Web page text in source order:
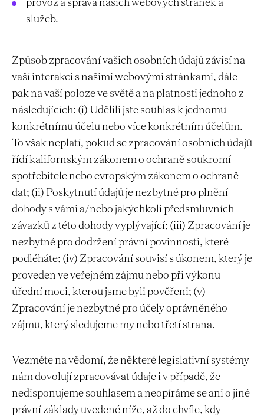
provoz a správa našich webových stránek a
služeb.
Způsob zpracování vašich osobních údajů závisí na
vaší interakci s našimi webovými stránkami, dále
pak na vaší poloze ve světě a na platnosti jednoho z
následujících: (i) Udělili jste souhlas k jednomu
konkrétnímu účelu nebo více konkrétním účelům.
To však neplatí, pokud se zpracování osobních údajů
řídí kalifornským zákonem o ochraně soukromí
spotřebitele nebo evropským zákonem o ochraně
dat; (ii) Poskytnutí údajů je nezbytné pro plnění
dohody s vámi a/nebo jakýchkoli předsmluvních
závazků z této dohody vyplývající; (iii) Zpracování je
nezbytné pro dodržení právní povinnosti, které
podléháte; (iv) Zpracování souvisí s úkonem, který je
proveden ve veřejném zájmu nebo při výkonu
úřední moci, kterou jsme byli pověřeni; (v)
Zpracování je nezbytné pro účely oprávněného
zájmu, který sledujeme my nebo třetí strana.
Vezměte na vědomí, že některé legislativní systémy
nám dovolují zpracovávat údaje i v případě, že
nedisponujeme souhlasem a neopíráme se ani o jiné
právní základy uvedené níže, až do chvíle, kdy